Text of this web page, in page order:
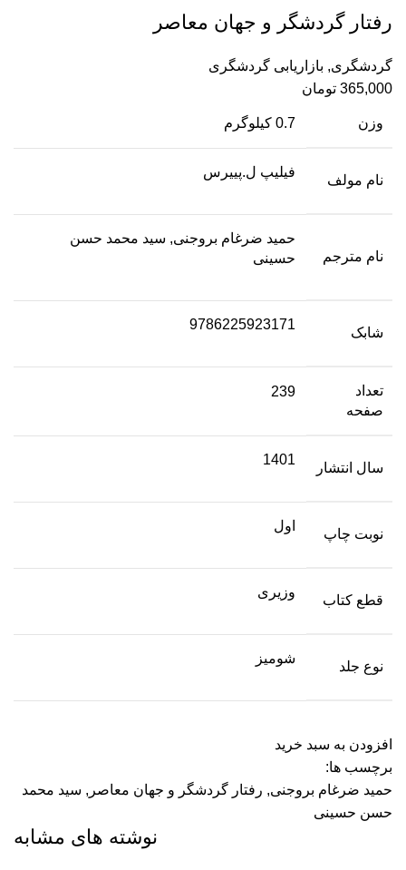
رفتار گردشگر و جهان معاصر
گردشگری, بازاریابی گردشگری
365,000 تومان
وزن 0.7 کیلوگرم
نام مولف
فیلیپ ل.پییرس
نام مترجم
حمید ضرغام بروجنی, سید محمد حسن
حسینی
شابک
9786225923171
تعداد
صفحه
239
سال انتشار
1401
نوبت چاپ
اول
قطع کتاب
وزیری
نوع جلد
شومیز
افزودن به سبد خرید
برچسب ها:
حمید ضرغام بروجنی, رفتار گردشگر و جهان معاصر , سید محمد
حسن حسینی
نوشته های مشابه